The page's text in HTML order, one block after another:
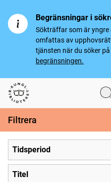
Begränsningar i
Sökträffar som är yngre
omfattas av
tjänsten när du söker
begränsningen.
Svenska tidningar
Filtrera
Tidsperiod
Titel